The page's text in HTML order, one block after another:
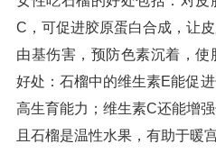
C，可促进胶原蛋白合成，让
由基伤害，预防色素沉着，
好处：石榴中的维生素E能促
高生育能力；维生素C还能增
且石榴是温性水果，有助于暖宫